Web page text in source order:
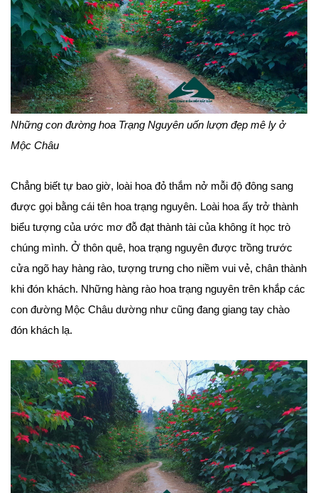
Những con đường hoa Trạng Nguyên uốn lượn đẹp mê ly ở
Mộc Châu
Chẳng biết tự bao giờ, loài hoa đỏ thắm nở mỗi độ đông sang
được gọi bằng cái tên hoa trạng nguyên. Loài hoa ấy trở thành
biểu tượng của ước mơ đỗ đạt thành tài của không ít học trò
chúng mình. Ở thôn quê, hoa trạng nguyên được trồng trước
cửa ngõ hay hàng rào, tượng trưng cho niềm vui vẻ, chân thành
khi đón khách. Những hàng rào hoa trạng nguyên trên khắp các
con đường Mộc Châu dường như cũng đang giang tay chào
đón khách lạ.